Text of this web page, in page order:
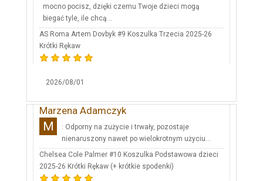
mocno pocisz, dzięki czemu Twoje dzieci mogą
biegać tyle, ile chcą...
AS Roma Artem Dovbyk #9 Koszulka Trzecia 2025-26
Krótki Rękaw
2026/08/01
Marzena Adamczyk
M
: Odporny na zużycie i trwały, pozostaje
nienaruszony nawet po wielokrotnym użyciu...
Chelsea Cole Palmer #10 Koszulka Podstawowa dzieci
2025-26 Krótki Rękaw (+ krótkie spodenki)